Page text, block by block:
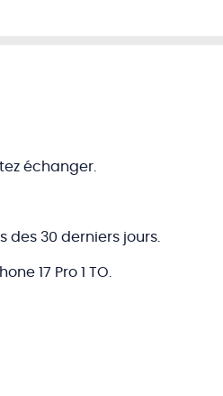
échanger.
des 30 derniers jours.
17 Pro 1 TO.